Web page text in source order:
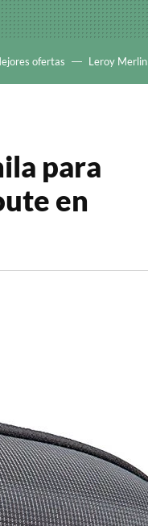
ofertas Leroy Merlin
para
en